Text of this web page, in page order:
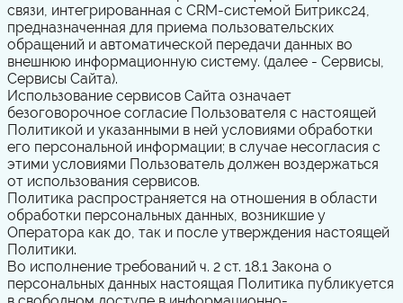
связи, интегрированная с CRM-системой Битрикс24,
предназначенная для приема пользовательских
обращений и автоматической передачи данных во
внешнюю информационную систему. (далее - Сервисы,
Сервисы Сайта).
Использование сервисов Сайта означает
безоговорочное согласие Пользователя с настоящей
Политикой и указанными в ней условиями обработки
его персональной информации; в случае несогласия с
этими условиями Пользователь должен воздержаться
от использования сервисов.
Политика распространяется на отношения в области
обработки персональных данных, возникшие у
Оператора как до, так и после утверждения настоящей
Политики.
Во исполнение требований ч. 2 ст. 18.1 Закона о
персональных данных настоящая Политика публикуется